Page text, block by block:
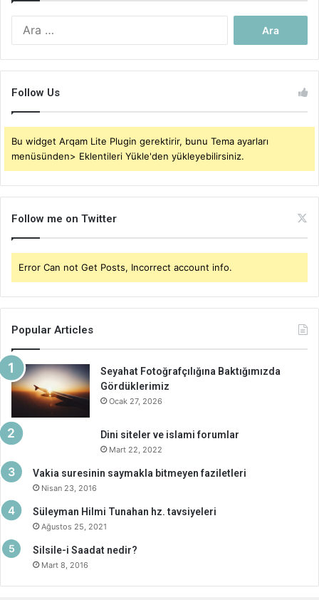
Follow Us
Bu widget Arqam Lite Plugin gerektirir, bunu Tema ayarları
menüsünden> Eklentileri Yükle'den yükleyebilirsiniz.
Follow me on Twitter
Error Can not Get Posts, Incorrect account info.
Popular Articles
Seyahat Fotoğrafçılığına Baktığımızda
Gördüklerimiz
Ocak 27, 2026
Dini siteler ve islami forumlar
Mart 22, 2022
Vakia suresinin saymakla bitmeyen faziletleri
Nisan 23, 2016
Süleyman Hilmi Tunahan hz. tavsiyeleri
Ağustos 25, 2021
Silsile-i Saadat nedir?
Mart 8, 2016